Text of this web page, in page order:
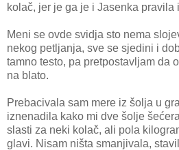
kolač, jer je ga je i Jasenka pravila i
Meni se ovde svidja sto nema
nekog petljanja, sve se sjedini i
tamno testo, pa pretpostavljam da
na blato.
Prebacivala sam mere iz šolja u
iznenadila kako mi dve šolje
slasti za neki kolač, ali pola
glavi. Nisam ništa smanjivala,